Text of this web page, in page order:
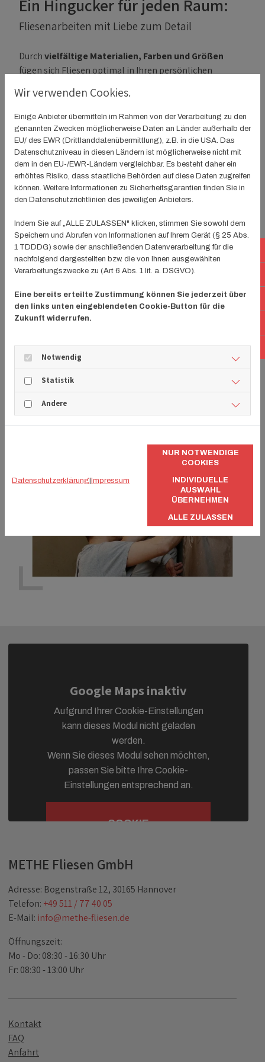
Ein Hingucker für jeden Raum:
Fliesenarbeiten mit Liebe zum Detail
Durchvielfältige Materialien, Farben und Größen
fügen sich Fliesen optimal in Ihren persönlichen
Mosaikfliesen oder moderne Großformatfliesen: Wenn
es um Fliesen als Boden- oder Wandbelaggeht, sind
Ihrer Kreativität keine Grenzen gesetzt! Durch die breite
Auswahl können sie in jedem Raum des Gebäudes
verlegt werden und sind längst nicht mehr nur der
Klassiker für die moderne Badgestaltung oder
Badrenovierung. Gerne zeigen wir Ihnenverschiedene
Gestaltungsmöglichkeitenauf und beraten Sie
fach- und termingerechtfür Sie durch.
Selbstverständlich ist unser Anspruch dabei, perfekte
Ergebnisse zu erzielen!
stechen oft unschön ins Auge. Wir bieten einen
Reparaturservicefür Fliesen an, damit Sie sich schon
bald wieder an intakten Fliesen erfreuen können.
Wenden Sie sich an unsere erfahrenen Mitarbeiter! Egal,
ob Neuverlegung oder Ausbesserungen: Für
Fliesenarbeiten
in Hannover
an der richtigen Adresse.
Google Maps inaktiv
Aufgrund Ihrer Cookie-Einstellungen
kann dieses Modul nicht geladen
werden.
Wenn Sie dieses Modul sehen möchten,
passen Sie bitte Ihre Cookie-
Einstellungen entsprechend an.
COOKIE
METHE Fliesen GmbH
Adresse: Bogenstraße 12, 30165 Hannover
Telefon: +49 511 / 77 40 05
E-Mail: info@methe-fliesen.de
Öffnungszeit:
Mo - Do: 08:30 - 16:30 Uhr
Fr: 08:30 - 13:00 Uhr
Kontakt
FAQ
Anfahrt
Wir verwenden Cookies.
Einige Anbieter übermitteln im Rahmen von der Verarbeitung zu den
genannten Zwecken möglicherweise Daten an Länder außerhalb der
EU/ des EWR (Drittlanddatenübermittlung), z.B. in die USA. Das
Datenschutzniveau in diesen Ländern ist möglicherweise nicht mit
dem in den EU-/EWR-Ländern vergleichbar. Es besteht daher ein
erhöhtes Risiko, dass staatliche Behörden auf diese Daten zugreifen
können. Weitere Informationen zu Sicherheitsgarantien finden Sie in
den Datenschutzrichtlinien des jeweiligen Anbieters.
Indem Sie auf „ALLE ZULASSEN" klicken, stimmen Sie sowohl dem
Speichern und Abrufen von Informationen auf Ihrem Gerät (§ 25 Abs.
1 TDDDG) sowie der anschließenden Datenverarbeitung für die
nachfolgend dargestellten bzw. die von Ihnen ausgewählten
Verarbeitungszwecke zu (Art 6 Abs. 1 lit. a. DSGVO).
Eine bereits erteilte Zustimmung können Sie jederzeit über
den links unten eingeblendeten Cookie-Button für die
Zukunft widerrufen.
Notwendig
Statistik
Andere
Datenschutzerklärung|Impressum
NUR NOTWENDIGE
COOKIES
INDIVIDUELLE
AUSWAHL
ÜBERNEHMEN
ALLE ZULASSEN